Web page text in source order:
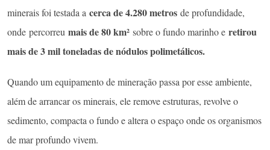
minerais foi testada a cerca de 4.280 metros de profundidade,
onde percorreu mais de 80 km² sobre o fundo marinho e retirou
mais de 3 mil toneladas de nódulos polimetálicos.
Quando um equipamento de mineração passa por esse ambiente,
além de arrancar os minerais, ele remove estruturas, revolve o
sedimento, compacta o fundo e altera o espaço onde os organismos
de mar profundo vivem.